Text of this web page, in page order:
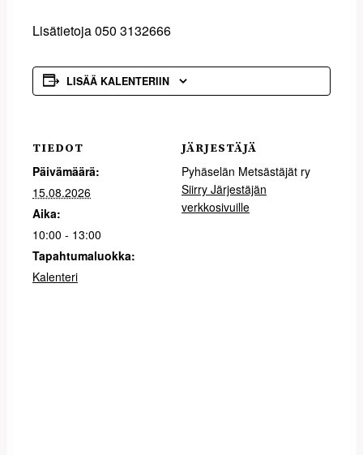
Lisätietoja 050 3132666
LISÄÄ KALENTERIIN
TIEDOT
Päivämäärä:
15.08.2026
Aika:
10:00 - 13:00
Tapahtumaluokka:
Kalenteri
JÄRJESTÄJÄ
Pyhäselän Metsästäjät ry
Siirry Järjestäjän
verkkosivuille